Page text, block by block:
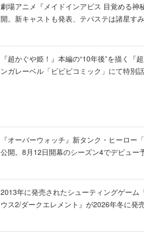
劇場アニメ『メイドインアビス 目覚める神
開。新キャストも発表、テパステは諸星す
『超かぐや姫！』本編の“10年後”を描く
ンガレーベル「ビビビコミック」にて特
『オーバーウォッチ』新タンク・ヒーロ
公開。8月12日開幕のシーズン4でデビュー
2013年に発売されたシューティングゲーム
ウス2/ダークエレメント』が2026年冬に発